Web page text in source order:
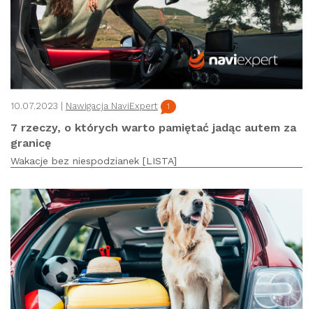
10.07.2023 | Nawigacja NaviExpert 1
7 rzeczy, o których warto pamiętać jadąc autem za
granicę
Wakacje bez niespodzianek [LISTA]